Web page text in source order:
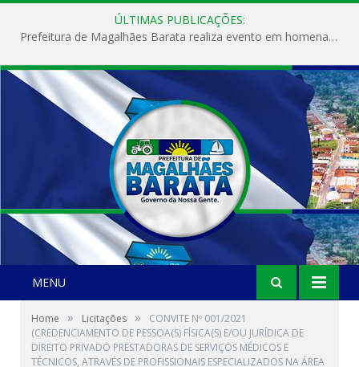
ÚLTIMAS PUBLICAÇÕES:
Prefeitura de Magalhães Barata realiza evento em homenagem ao Dia Internacional da Mulher
MENU
Home » Licitações »
CONVITE Nº 001/2021
(CREDENCIAMENTO DE PESSOA(S) FÍSICA(S) E/OU JURÍDICA DE
DIREITO PRIVADO PRESTADORAS DE SERVIÇOS MÉDICOS E
TÉCNICOS, ATRAVÉS DE PROFISSIONAIS ESPECIALIZADOS NA ÁREA